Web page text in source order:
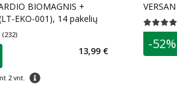
BIOMAGNIS +
EKO-001), 14 pakelių
(232) 4.93
klubo narių nuolaida:
2 vnt. patarimas
13,99 €
Vidutinis
-52%